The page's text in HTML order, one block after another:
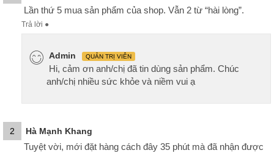
Lần thứ 5 mua sản phẩm của shop. Vẫn 2 từ “hài lòng”.
Trả lời ●
Admin QUẢN TRỊ VIÊN
Hi, cảm ơn anh/chị đã tin dùng sản phẩm. Chúc
anh/chị nhiều sức khỏe và niềm vui ạ
2 Hà Mạnh Khang
Tuyệt vời, mới đặt hàng cách đây 35 phút mà đã nhận được